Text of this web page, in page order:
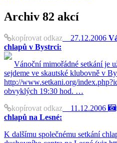
Archiv 82 akcí
kopírovat odkaz 27.12.2006
chlapů v Bystrci:
Vánoční mimořádné setkání je
sejdeme ve skautské klubovně v
http://www.setkani.org/
obvyklých 19:30 hod. …
kopírovat odkaz 11.12.2006
chlapů na Lesné:
K dalšímu společnému setkání